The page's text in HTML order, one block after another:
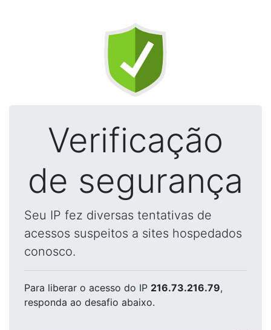
Verificação
de segurança
Seu IP fez diversas tentativas de
acessos suspeitos a sites hospedados
conosco.
Para liberar o acesso do IP 216.73.216.79,
responda ao desafio abaixo.